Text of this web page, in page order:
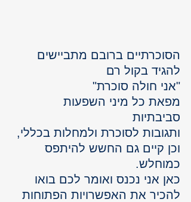
הסוכרתיים ברובם מתביישים
להגיד בקול רם
"אני חולה סוכרת"
מפאת כל מיני השפעות
סביבתיות
ותגובות לסוכרת ולמחלות בכללי,
וכן קיים גם החשש להיתפס
כמוחלש.
כאן אני נכנס ואומר לכם בואו
להכיר את האפשרויות הפתוחות